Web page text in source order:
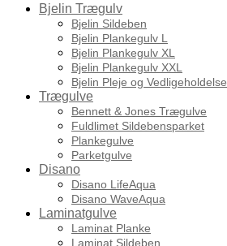
Bjelin Trægulv
Bjelin Sildeben
Bjelin Plankegulv L
Bjelin Plankegulv XL
Bjelin Plankegulv XXL
Bjelin Pleje og Vedligeholdelse
Trægulve
Bennett & Jones Trægulve
Fuldlimet Sildebensparket
Plankegulve
Parketgulve
Disano
Disano LifeAqua
Disano WaveAqua
Laminatgulve
Laminat Planke
Laminat Sildeben